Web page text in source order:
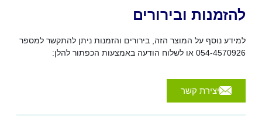
להזמנות ובירורים
למידע נוסף על המוצר הזה, בירורים והזמנות ניתן להתקשר למספר
054-4570926 או לשלוח הודעה באמצעות הכפתור להלן:
יצירת קשר